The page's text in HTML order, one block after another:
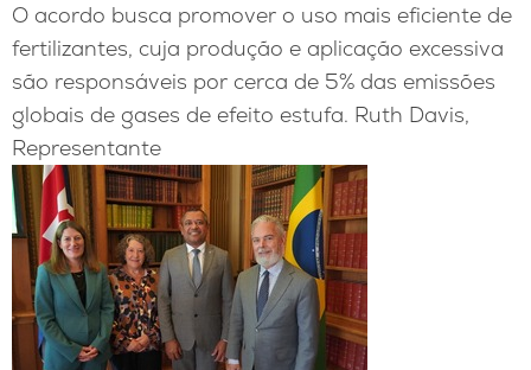
O acordo busca promover o uso mais eficiente de
fertilizantes, cuja produção e aplicação excessiva
são responsáveis por cerca de 5% das emissões
globais de gases de efeito estufa. Ruth Davis,
Representante